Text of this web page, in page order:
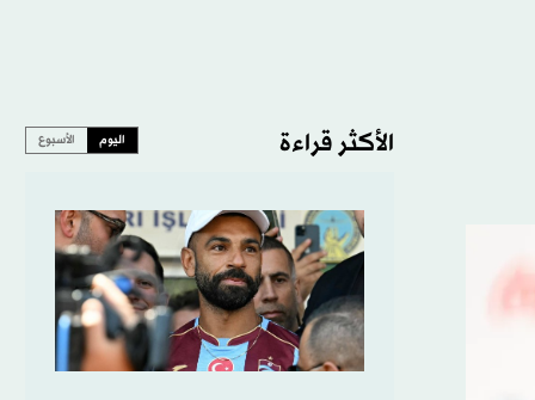
الأكثر قراءة اليوم الأسبوع